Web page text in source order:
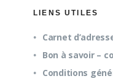
LIENS UTILES
Carnet
Bon à savoir –
Conditions